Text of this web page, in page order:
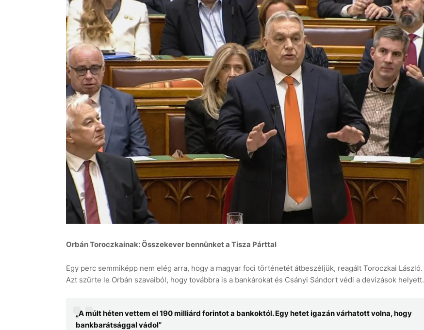
Orbán Toroczkainak: Összekever bennünket a Tisza Párttal
Egy perc semmiképp nem elég arra, hogy a magyar foci történetét átbeszéljük, reagált Toroczkai László.
Azt szűrte le Orbán szavaiból, hogy továbbra is a bankárokat és Csányi Sándort védi a devizások helyett.
„A múlt héten vettem el 190 milliárd forintot a bankoktól. Egy hetet igazán várhatott volna, hogy
bankbarátsággal vádol”